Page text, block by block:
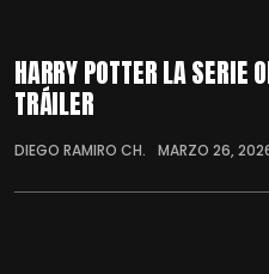
HARRY POTTER LA SERIE
TRÁILER
DIEGO RAMIRO CH. MARZO 26,